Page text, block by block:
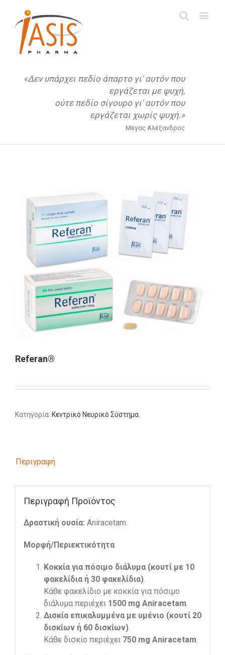
«Δεν υπάρχει πεδίο άπαρτο γι' αυτόν που
εργάζεται με ψυχή,
ούτε πεδίο σίγουρο γι' αυτόν που
εργάζεται χωρίς ψυχή.»
Μέγας Αλέξανδρος
Referan®
Κατηγορία: Κεντρικό Νευρικό Σύστημα
Περιγραφή
Περιγραφή Προϊόντος
Δραστική ουσία: Aniracetam
Μορφή/Περιεκτικότητα
Kοκκία για πόσιμο διάλυμα (κουτί με 10
φακελίδια ή 30 φακελίδια).
Κάθε φακελίδιο με κοκκία για πόσιμο
διάλυμα περιέχει 1500 mg Aniracetam
Δισκία επικαλυμμένα με υμένιο (κουτί 20
δισκίων ή 60 δισκίων).
Κάθε δισκίο περιέχει750 mg Aniracetam